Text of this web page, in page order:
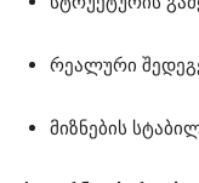
რეალური
მიზნების